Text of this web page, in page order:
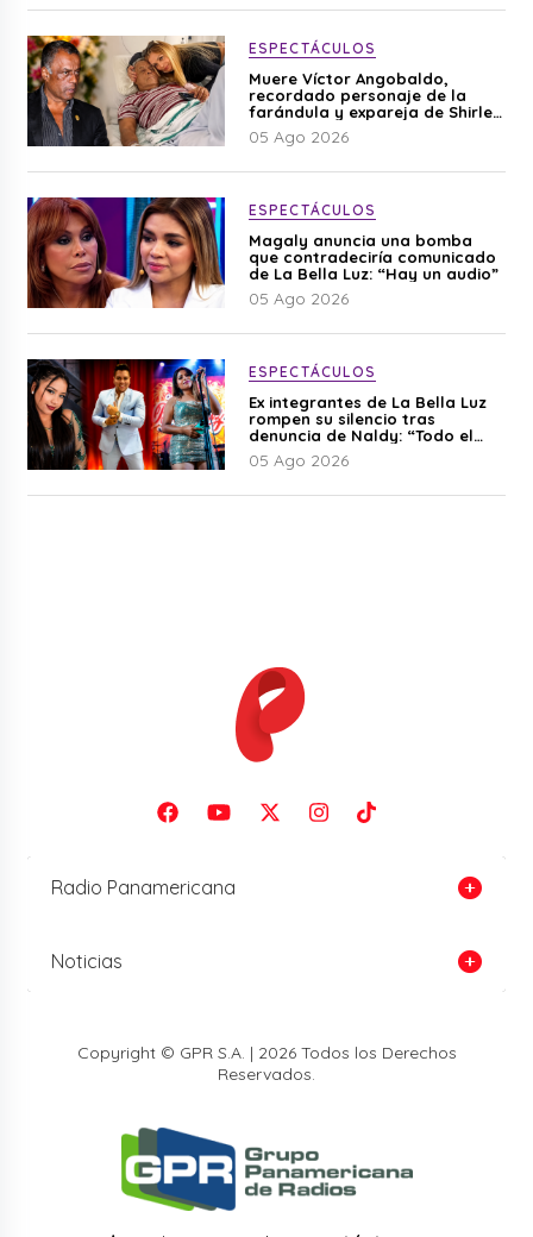
ESPECTÁCULOS
Muere Víctor Angobaldo,
recordado personaje de la
farándula y expareja de Shirley
Cherres
05 Ago 2026
ESPECTÁCULOS
Magaly anuncia una bomba
que contradeciría comunicado
de La Bella Luz: “Hay un audio”
05 Ago 2026
ESPECTÁCULOS
Ex integrantes de La Bella Luz
rompen su silencio tras
denuncia de Naldy: “Todo el
mundo lo sabía”
05 Ago 2026
Radio Panamericana
Noticias
Copyright © GPR S.A. | 2026 Todos los Derechos
Reservados.